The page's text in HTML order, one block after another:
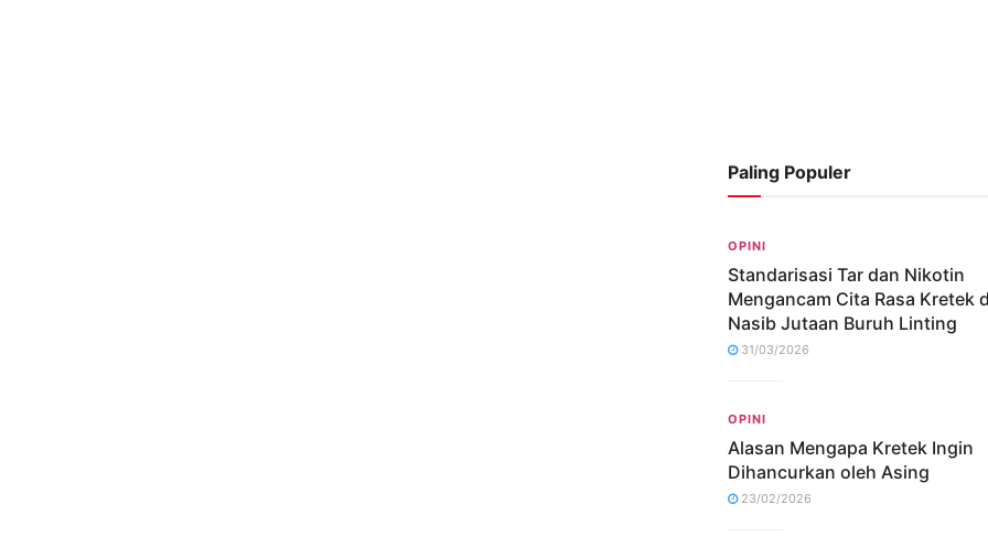
Paling Populer
OPINI
Standarisasi Tar dan Nikotin
Mengancam Cita Rasa Kretek
Nasib Jutaan Buruh Linting
31/03/2026
OPINI
Alasan Mengapa Kretek Ingin
Dihancurkan oleh Asing
23/02/2026